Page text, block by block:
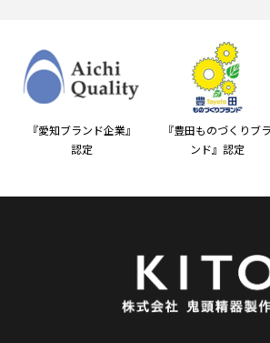
『愛知ブランド企業』
認定
『豊田ものづくりブラ
ンド』認定